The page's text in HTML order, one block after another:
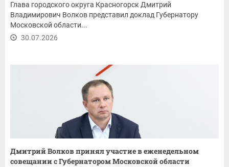
Глава городского округа Красногорск Дмитрий
Владимирович Волков представил доклад Губернатору
Московской области...
30.07.2026
Дмитрий Волков принял участие в еженедельном
совещании с Губернатором Московской области